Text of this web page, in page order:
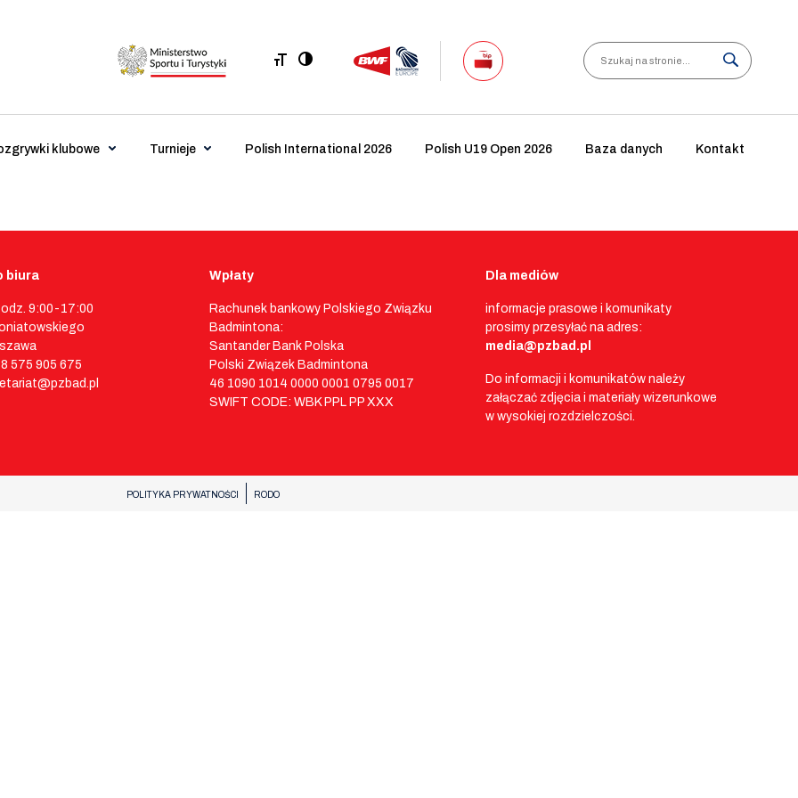
Search
klubowe Turnieje Polish International 2026 Polish U19 Open 2026 Baza danych Kontakt
biura
9:00-17:00
575 905 675
Wpłaty
Rachunek bankowy Polskiego Związku
Badmintona:
Santander Bank Polska
Polski Związek Badmintona
46 1090 1014 0000 0001 0795 0017
SWIFT CODE: WBK PPL PP XXX
Dla mediów
informacje prasowe i komunikaty
prosimy przesyłać na adres:
media@pzbad.pl
Do informacji i komunikatów należy
załączać zdjęcia i materiały wizerunkowe
w wysokiej rozdzielczości.
POLITYKA PRYWATNOŚCI RODO